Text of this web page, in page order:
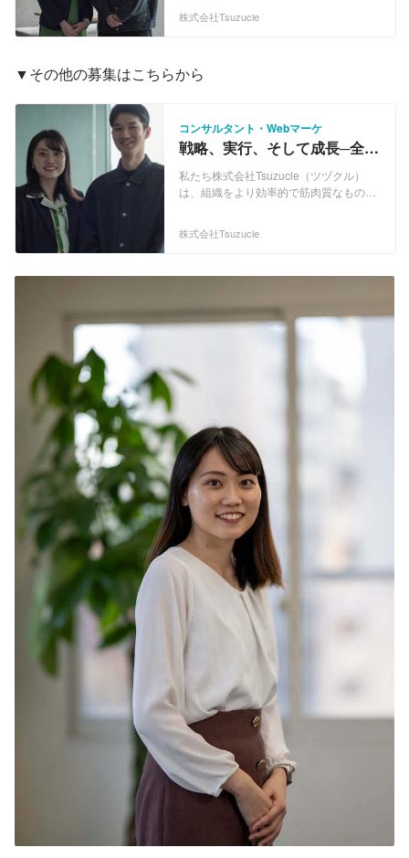
ース支援を実施しております。 【事業内
していきます。 ◆コンサルティング支援
を提供します。 また、コミュニケーショ
ンの改善を図りながら、社内でメスが入
れづらい構造改革まで推進し、あるべき
意思決定と事業改善によりアクセルを踏
んだ時に事業が加速する状態を目指して
に対して、当社のマーケティングチーム
す。マーケティング機能の構築から自立
運営までの支援を行い、強力なマーケテ
ィング組織の構築を目指します。 ◆開発
場と共に進行する中で見つけた実際の課
題を改善するために開発を行います。こ
件定義にズレが生じないため、導入後に
は、事業の成長につながる効果を実現し
ます。 構築後、コンサルティング・マー
ケティング支援サービスに繋ぐことで、
より事業成長にアクセルを踏むことも可
能です。 【実績】 三菱地所、ジオン商
事、コエドビール、CITIZEN、dinos、
kanademono、PONANT、ゴーゴーカレ
ー、東京クリエイティブサロン、
WEEKEND etc... 創業4年で、多くの大手
クライアントと直接関わりながら業務を
進めています。 他の企業では経験できな
い規模のプロジェクトを、事業責任者と
関わりながら遂行することができます。
株式会社Tsuzucle
▼その他の募集はこちらから
コンサルタント・Webマーケ
戦略、実行、そして成長─全て
体感できる舞台がここに｜オ
ープンポジション募集
私たち株式会社Tsuzucle（ツヅクル）
は、組織をより効率的で筋肉質なものに
■事業内容■ ・「Tsuzucle Business
グ支援 組織を筋肉質に導く事業支援サー
った支援を実施します。 具体的には、伴
走型支援を通じて、現状と理想のギャッ
プを埋めるためのステップを提供し、コ
らに、社内でメスを入れづらい構造改革
まで推進。あるべき意思決定と事業改革
速する状態を目指していきます。 ・デジ
タルマーケティング支援 事業指標を実際
のアクションプランに変換し、具体的で
最適なKPI実装を進めます。マーケティ
ング機能の構築から自立運営までの支援
を行い、強力なマーケティング組織の構
築を目指します。 ・開発支援 現場の声
を正確に反映できるDXを進め、事業の成
長につながる効果を実現します。 コンサ
ルティング・マーケティング支援につな
ぐことで、より事業成長にアクセルを踏
むこともできます。 ■取引企業・取扱い
ブランド実績■ 三菱地所、ジオン商事、
コエドビール、CITIZEN、dinos、
KANADEMONO、PONANT、ゴーゴーカ
WEEKEND、他多数。 ■成長性■ マーケ
ティングを生かして「売り上げを創出す
る」ということにこだわり、顧客に寄り
添う提案で高い顧客満足度を獲得してき
ました。 創業から2年で30社以上の企業
様のSNS・広告運用に携わり、現在は50
社超のお客様と取り引きしています。 ■
今後の展望■ 「Tsuzucle Business
Platform」を市場に浸透させながら、売
上20億・メンバー数100人の組織をつく
っていきます。 同時に、新規事業も立ち
株式会社Tsuzucle